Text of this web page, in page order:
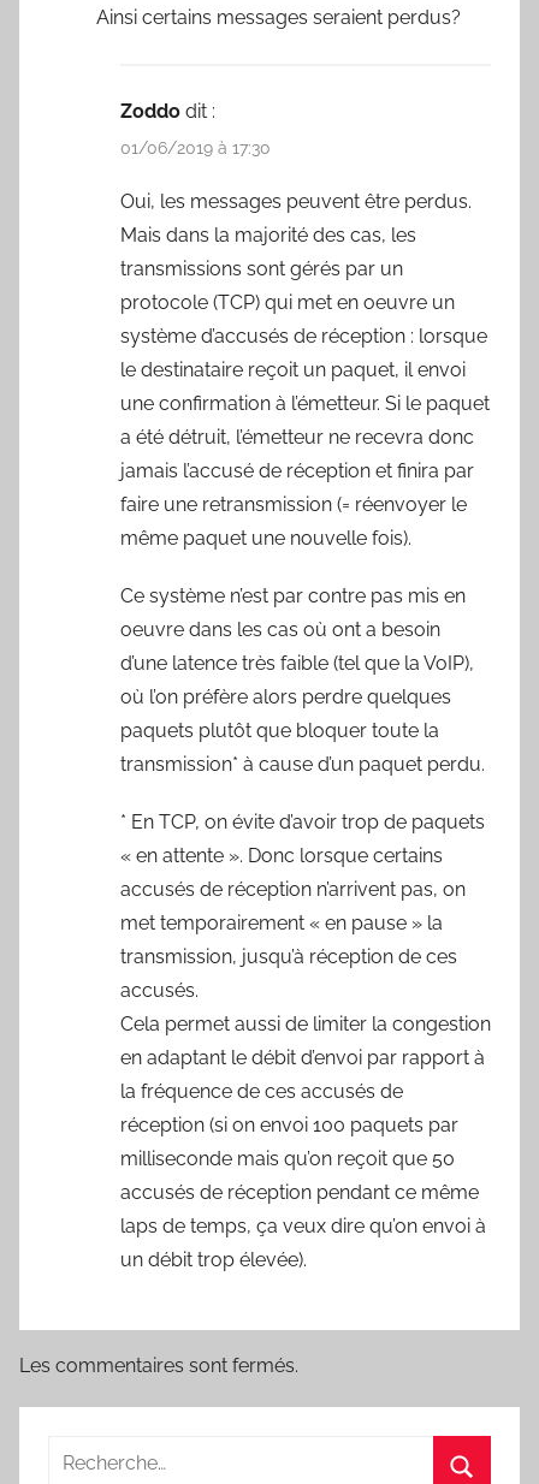
Ainsi certains messages seraient perdus?
Zoddo dit :
01/06/2019 à 17:30
Oui, les messages peuvent être perdus.
Mais dans la majorité des cas, les
transmissions sont gérés par un
protocole (TCP) qui met en oeuvre un
système d’accusés de réception : lorsque
le destinataire reçoit un paquet, il envoi
une confirmation à l’émetteur. Si le paquet
a été détruit, l’émetteur ne recevra donc
jamais l’accusé de réception et finira par
faire une retransmission (= réenvoyer le
même paquet une nouvelle fois).
Ce système n’est par contre pas mis en
oeuvre dans les cas où ont a besoin
d’une latence très faible (tel que la VoIP),
où l’on préfère alors perdre quelques
paquets plutôt que bloquer toute la
transmission* à cause d’un paquet perdu.
* En TCP, on évite d’avoir trop de paquets
« en attente ». Donc lorsque certains
accusés de réception n’arrivent pas, on
met temporairement « en pause » la
transmission, jusqu’à réception de ces
accusés.
Cela permet aussi de limiter la congestion
en adaptant le débit d’envoi par rapport à
la fréquence de ces accusés de
réception (si on envoi 100 paquets par
milliseconde mais qu’on reçoit que 50
accusés de réception pendant ce même
laps de temps, ça veux dire qu’on envoi à
un débit trop élevée).
Les commentaires sont fermés.